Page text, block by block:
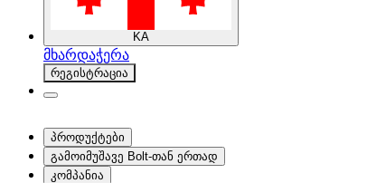
KA
მხარდაჭერა
რეგისტრაცია
პროდუქტები
გამოიმუშავე Bolt-თან ერთად
კომპანია